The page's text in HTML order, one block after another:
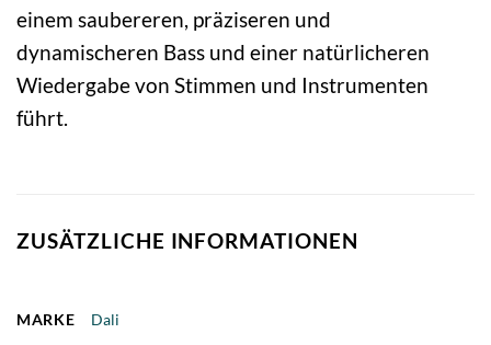
einem saubereren, präziseren und
dynamischeren Bass und einer natürlicheren
Wiedergabe von Stimmen und Instrumenten
führt.
ZUSÄTZLICHE INFORMATIONEN
MARKE Dali